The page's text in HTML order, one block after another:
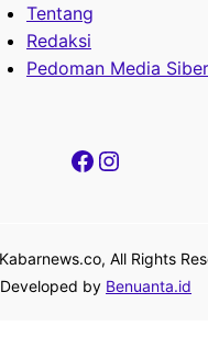
Tentang
Redaksi
Pedoman Media Siber
Facebook
Instagram
All Rights
Developed by Benuanta.id